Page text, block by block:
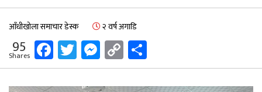
आँधीखोला समाचार डेस्क २ वर्ष अगाडि
95
Shares Facebook
Twitter
Messenger
Copy
Link